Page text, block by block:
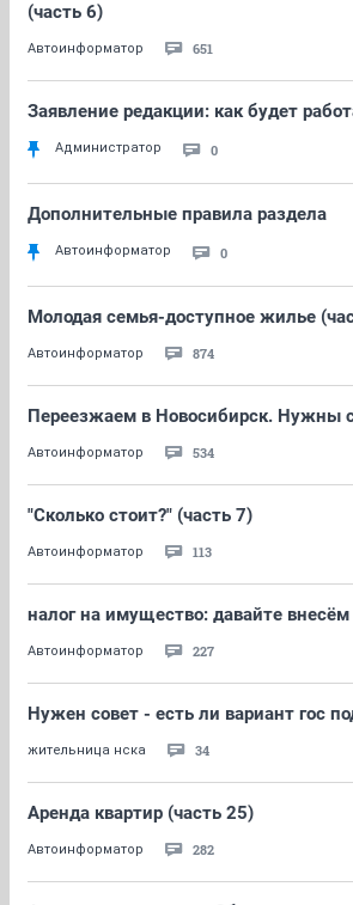
(часть 6)
Автоинформатор 651
Заявление редакции: как будет
Администратор 0
Дополнительные правила раздела
Автоинформатор 0
Молодая семья-доступное жилье
Автоинформатор 874
Переезжаем в Новосибирск. Нужны
Автоинформатор 534
"Сколько стоит?" (часть 7)
Автоинформатор 113
налог на имущество: давайте внесём
Автоинформатор 227
Нужен совет - есть ли вариант гос
жительница нска 34
Аренда квартир (часть 25)
Автоинформатор 282